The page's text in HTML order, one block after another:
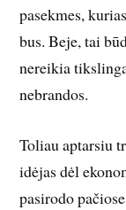
pasekmes,
bus. Beje, tai
nereikia
nebrandos.
Toliau aptarsiu
idėjas dėl
pasirodo